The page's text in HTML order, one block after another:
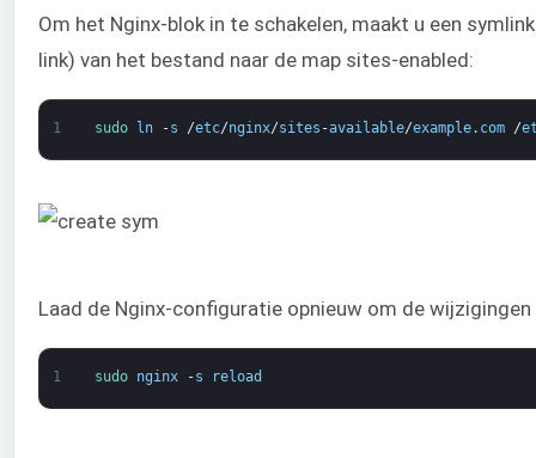
Om het Nginx-blok in te schakelen, maakt u een
link) van het bestand naar de map sites-enabled:
1 sudo ln -s /etc/nginx/sites -available/example. com /
Laad de Nginx-configuratie opnieuw om de
1 sudo nginx -s reload